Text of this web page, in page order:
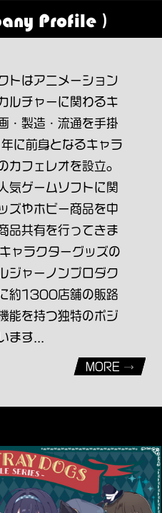
Profile )
トはアニメーション
ルチャーに関わるキ
・製造・流通を手掛
に前身となるキャラ
カフェレオを設立。
気ゲームソフトに関
ズやホビー商品を中
品共有を行ってきま
ャラクターグッズの
ジャーノンプロダク
約1300店舗の販路
能を持つ独特のポジ
ます...
MORE